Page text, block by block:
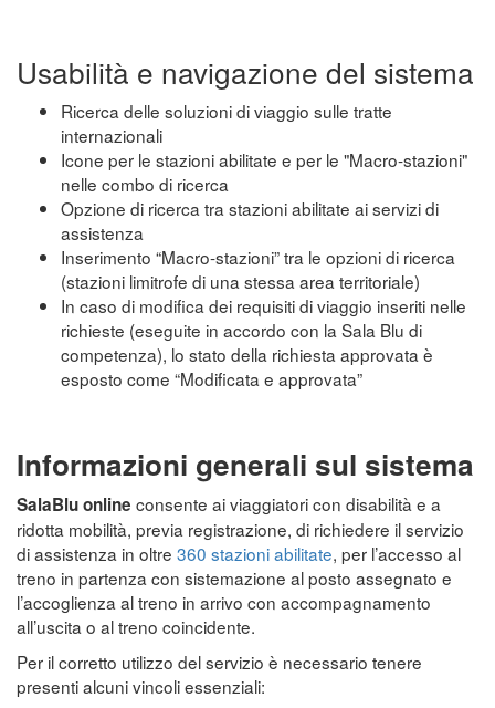
Usabilità e navigazione del sistema
Ricerca delle soluzioni di viaggio sulle tratte
internazionali
Icone per le stazioni abilitate e per le "Macro-stazioni"
nelle combo di ricerca
Opzione di ricerca tra stazioni abilitate ai servizi di
assistenza
Inserimento “Macro-stazioni” tra le opzioni di ricerca
(stazioni limitrofe di una stessa area territoriale)
In caso di modifica dei requisiti di viaggio inseriti nelle
richieste (eseguite in accordo con la Sala Blu di
competenza), lo stato della richiesta approvata è
esposto come “Modificata e approvata”
Informazioni generali sul sistema
SalaBlu online consente ai viaggiatori con disabilità e a
ridotta mobilità, previa registrazione, di richiedere il servizio
di assistenza in oltre 360 stazioni abilitate, per l’accesso al
treno in partenza con sistemazione al posto assegnato e
l’accoglienza al treno in arrivo con accompagnamento
all’uscita o al treno coincidente.
Per il corretto utilizzo del servizio è necessario tenere
presenti alcuni vincoli essenziali: